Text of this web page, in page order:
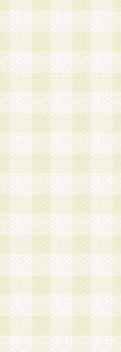
員と同一のメールアドレ
ビスを提供している企
れる本人またはその家族
判断する場合
を会員として承認する
者による会員登録手続
っても、会員登録の取り
判 断する方法・手段に
。
未満、成年被後見人、被
などの法定代理人の同
なお、義務教育学齢に該
当社が別途定める方法
行うものとします。
登録希望者本人が行う
ものとします。
約に同意の後、当社指